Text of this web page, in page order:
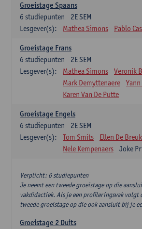
Groeistage Spaans
2E SEM
6 studiepunten
Lesgever(s):
Mathea Simons Pablo
Groeistage Frans
2E SEM
6 studiepunten
Lesgever(s):
Mathea Simons
Veronik
Mark Demyttenaere
Karen Van De Putte
Groeistage Engels
2E SEM
6 studiepunten
Lesgever(s):
Tom Smits
Ellen De
Nele Kempenaers
Joke
Verplicht: 6 studiepunten
Je neemt een tweede groeistage op die
vakdidactiek. Als je een profileringsvak volgt
tweede groeistage op die ook aansluit bij je
Groeistage 2 Duits